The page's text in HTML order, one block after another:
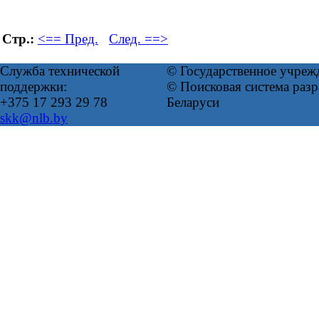
Стр.: <== Пред. След. ==>
Служба технической
поддержки:
+375 17 293 29 78
skk@nlb.by
© Государственное
© Поисковая система
Беларуси